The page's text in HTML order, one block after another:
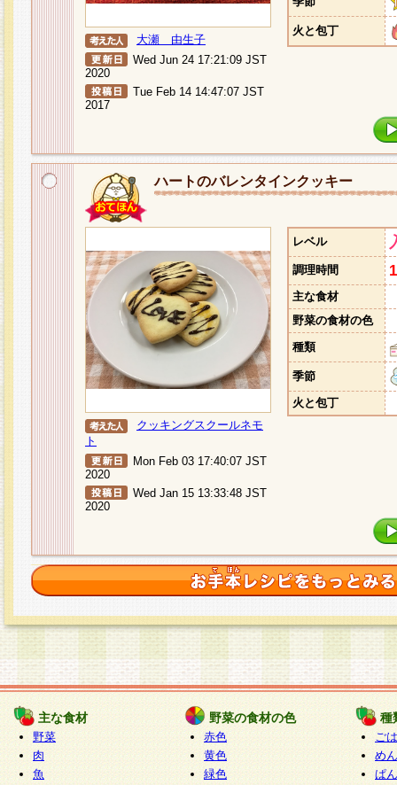
大瀬 由生子
Wed Jun 24 17:21:09 JST
2020
Tue Feb 14 14:47:07 JST
2017
火と包丁
ハートのバレンタインクッキー
クッキングスクールネモ
ト
Mon Feb 03 17:40:07 JST
2020
Wed Jan 15 13:33:48 JST
2020
レベル
調理時間
主な食材
野菜の食材の色
種類
季節
火と包丁
主な食材
野菜
肉
魚
野菜の食材の色
赤色
黄色
緑色
種
ご
めん
ぱん